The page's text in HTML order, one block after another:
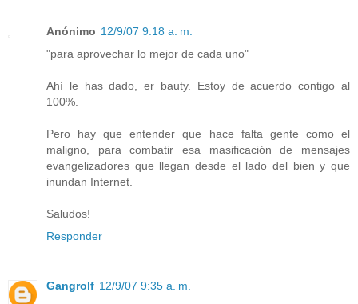
Anónimo 12/9/07 9:18 a. m.
"para aprovechar lo mejor de cada uno"
Ahí le has dado, er bauty. Estoy de acuerdo contigo al
100%.
Pero hay que entender que hace falta gente como el
maligno, para combatir esa masificación de mensajes
evangelizadores que llegan desde el lado del bien y que
inundan Internet.
Saludos!
Responder
Gangrolf 12/9/07 9:35 a. m.